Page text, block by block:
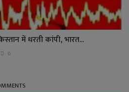
में धरती कांपी, भारत...
0